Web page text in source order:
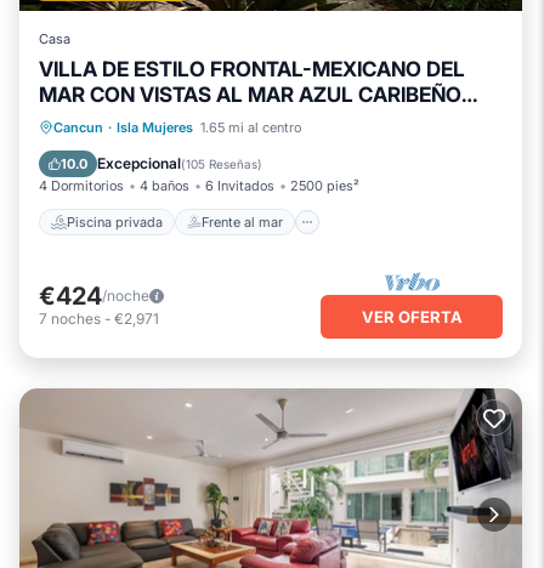
Casa
VILLA DE ESTILO FRONTAL-MEXICANO DEL
MAR CON VISTAS AL MAR AZUL CARIBEÑO
CON PISCINA
Cancun · Isla Mujeres 1.65 mi al centro
10.0 Excepcional(105 Reseñas)
4 Dormitorios 4 baños 6 Invitados 2500 pies²
Piscina privada Frente al mar
Piscina privada
Frente al mar
Piscina
Vista al mar
€424/noche
7 noches - €2,971 VER OFERTA